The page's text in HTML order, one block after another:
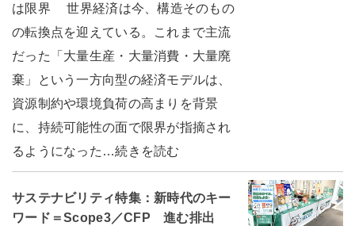
は限界 世界経済は今、構造そのもの
の転換点を迎えている。これまで主流
だった「大量生産・大量消費・大量廃
棄」という一方向型の経済モデルは、
資源制約や環境負荷の高まりを背景
に、持続可能性の面で限界が指摘され
るようになった…続きを読む
サステナビリティ特集：新時代のキー
ワード＝Scope3／CFP 進む排出